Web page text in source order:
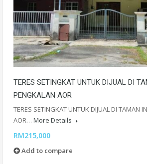
TERES SETINGKAT UNTUK DIJUAL DI
PENGKALAN AOR
TERES SETINGKAT UNTUK DIJUAL DI TAMAN
AOR… More Details
RM215,000
Add to compare